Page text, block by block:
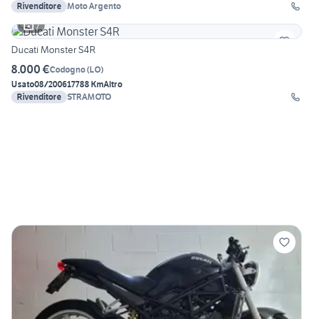
Rivenditore Moto Argento
7
Ducati Monster S4R
8.000 €Codogno(LO)
Usato08/200617788 KmAltro
Rivenditore STRAMOTO